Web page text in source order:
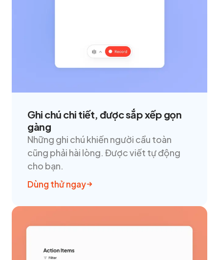
Ghi chú chi tiết, được sắp xếp gọn
gàng
Những ghi chú khiến người cầu toàn
cũng phải hài lòng. Được viết tự động
cho bạn.
Dùng thử ngay